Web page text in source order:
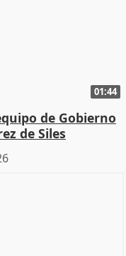
01:44
de Gobierno
de Siles